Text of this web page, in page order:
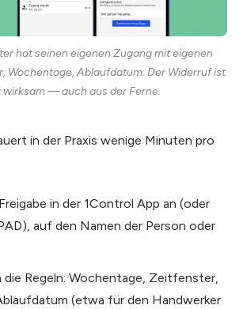
hat seinen eigenen Zugang mit eigenen
Wochentage, Ablaufdatum. Der Widerruf ist
— auch aus der Ferne.
in der Praxis wenige Minuten pro
in der 1Control App an (oder
auf den Namen der Person oder
die Regeln: Wochentage, Zeitfenster,
(etwa für den Handwerker